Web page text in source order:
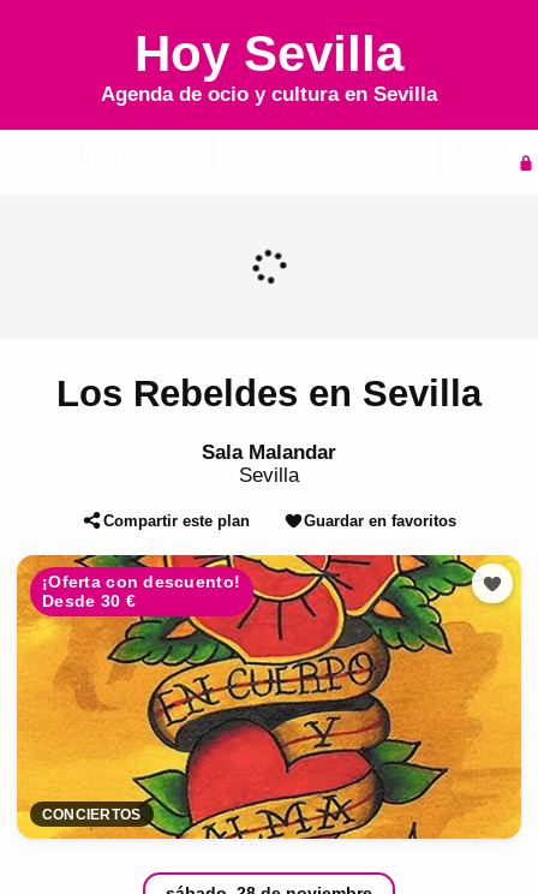
Hoy Sevilla
Agenda de ocio y cultura en Sevilla
Los Rebeldes en Sevilla
Sala Malandar
Sevilla
Compartir este plan Guardar en favoritos
¡Oferta con descuento!
Desde 30 €
CONCIERTOS